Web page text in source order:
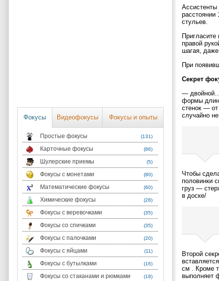
Фокусы Видеофокусы Фокусы и опыты
Простые фокусы (131)
Карточные фокусы (86)
Шулерские приемы (5)
Фокусы с монетами (80)
Математические фокусы (60)
Химические фокусы (28)
Фокусы с веревочками (35)
Фокусы со спичками (35)
Фокусы с палочками (20)
Фокусы с яйцами (11)
Фокусы с бутылками (16)
Фокусы со стаканами и рюмками (18)
Ассистенты
стульев.
правой
шагая, даже
При
Секрет
— двойной…
формы
стенок —
случайно
Чтобы
половинки
груз —
в доске/
Второй
см . Кроме
выполняет